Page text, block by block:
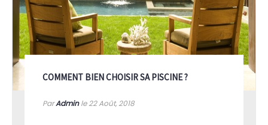
COMMENT BIEN CHOISIR SA PISCINE ?
ParAdminle 22Août, 2018